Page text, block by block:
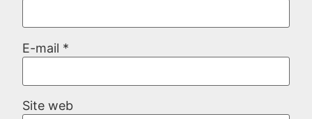
E-mail *
Site web